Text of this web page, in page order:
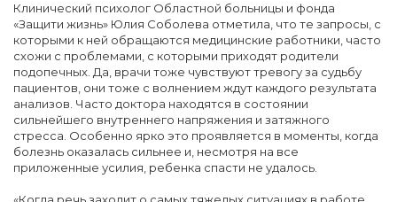
Клинический психолог Областной больницы и фонда
«Защити жизнь» Юлия Соболева отметила, что те запросы, с
которыми к ней обращаются медицинские работники, часто
схожи с проблемами, с которыми приходят родители
подопечных. Да, врачи тоже чувствуют тревогу за судьбу
пациентов, они тоже с волнением ждут каждого результата
анализов. Часто доктора находятся в состоянии
сильнейшего внутреннего напряжения и затяжного
стресса. Особенно ярко это проявляется в моменты, когда
болезнь оказалась сильнее и, несмотря на все
приложенные усилия, ребенка спасти не удалось.